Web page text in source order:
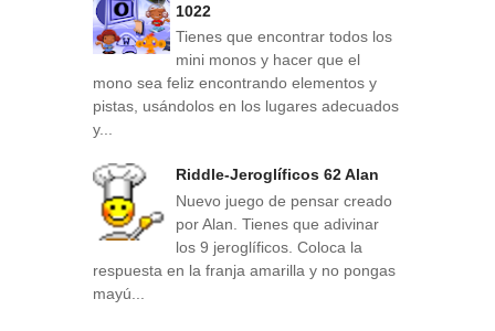
1022
Tienes que encontrar todos los
mini monos y hacer que el
mono sea feliz encontrando elementos y
pistas, usándolos en los lugares adecuados
y...
Riddle-Jeroglíficos 62 Alan
Nuevo juego de pensar creado
por Alan. Tienes que adivinar
los 9 jeroglíficos. Coloca la
respuesta en la franja amarilla y no pongas
mayú...